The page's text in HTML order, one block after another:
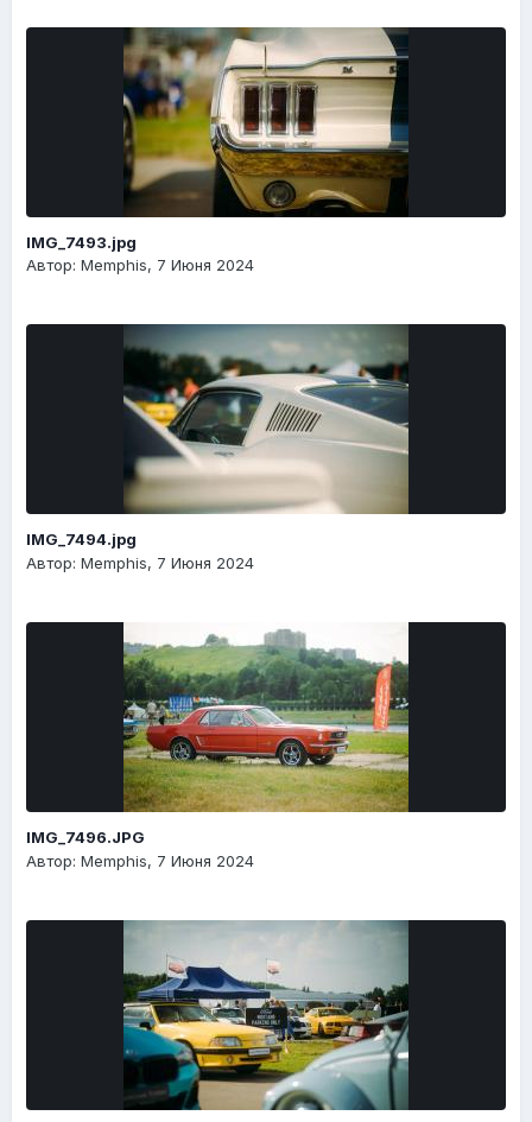
IMG_7493.jpg
Автор: Memphis, 7 Июня 2024
IMG_7494.jpg
Автор: Memphis, 7 Июня 2024
IMG_7496.JPG
Автор: Memphis, 7 Июня 2024